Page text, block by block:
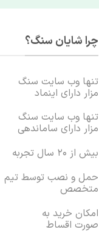
چرا شایان سنگ؟
تنها وب سایت سنگ
مزار دارای اینماد
تنها وب سایت سنگ
مزار دارای ساماندهی
بیش از ۲۰ سال تجربه
حمل و نصب توسط تیم
متخصص
امکان خرید به
صورت اقساط